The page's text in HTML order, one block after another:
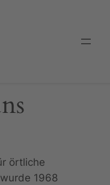
örtliche
wurde 1968